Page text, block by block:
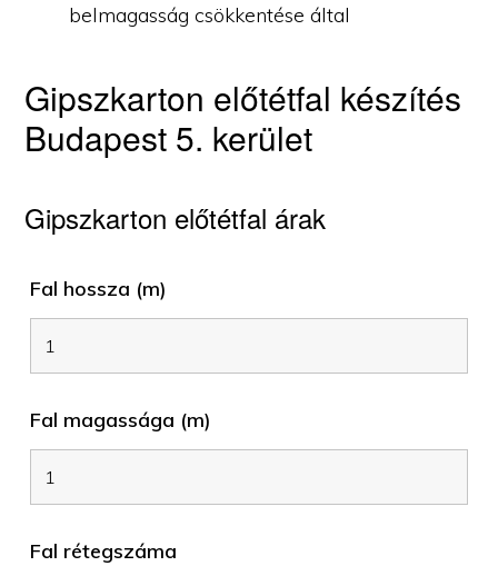
belmagasság csökkentése által
Gipszkarton előtétfal készítés
Budapest 5. kerület
Gipszkarton előtétfal árak
Fal hossza (m)
Fal magassága (m)
Fal rétegszáma